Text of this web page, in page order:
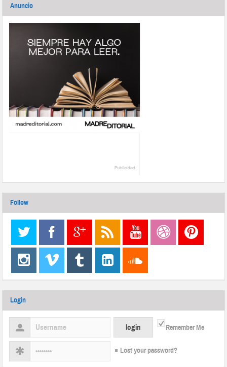
Anuncio
Follow
Login
Remember Me
Lost your password?